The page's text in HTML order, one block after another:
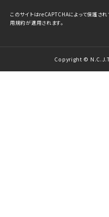
Copyright ©
このサイトはreCAPTCHAによって保護され
用規約が適用されます。